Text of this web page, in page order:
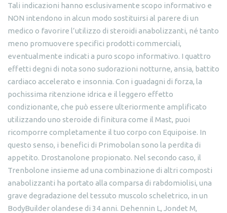
Tali indicazioni hanno esclusivamente scopo informativo e
NON intendono in alcun modo sostituirsi al parere di un
medico o favorire l’utilizzo di steroidi anabolizzanti, né tanto
meno promuovere specifici prodotti commerciali,
eventualmente indicati a puro scopo informativo. I quattro
effetti degni di nota sono sudorazioni notturne, ansia, battito
cardiaco accelerato e insonnia. Con i guadagni di forza, la
pochissima ritenzione idrica e il leggero effetto
condizionante, che può essere ulteriormente amplificato
utilizzando uno steroide di finitura come il Mast, puoi
ricomporre completamente il tuo corpo con Equipoise. In
questo senso, i benefici di Primobolan sono la perdita di
appetito. Drostanolone propionato. Nel secondo caso, il
Trenbolone insieme ad una combinazione di altri composti
anabolizzanti ha portato alla comparsa di rabdomiolisi, una
grave degradazione del tessuto muscolo scheletrico, in un
BodyBuilder olandese di 34 anni. Dehennin L, Jondet M,